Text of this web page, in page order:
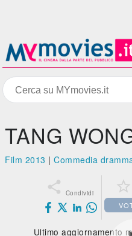
TANG
Film 2013 |Commedia
 Condividi 
Ultimo aggiornamento